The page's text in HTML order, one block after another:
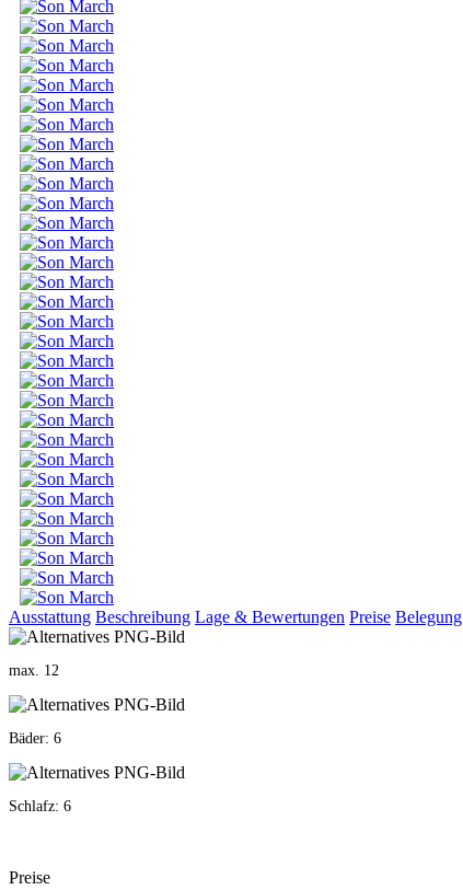
Ausstattung Beschreibung Lage & Bewertungen Preise Belegung
max. 12
Bäder: 6
Schlafz: 6
Preise